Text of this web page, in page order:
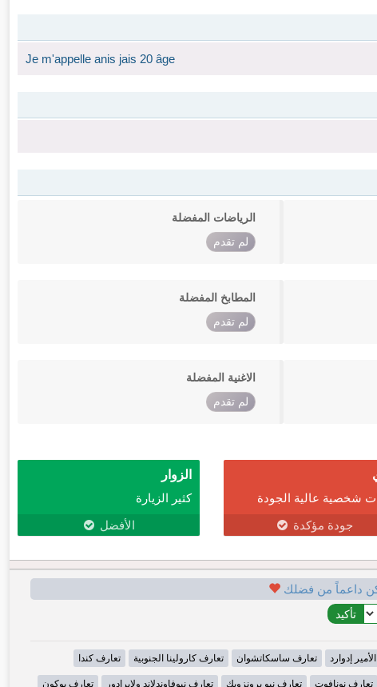
Je m'appelle anis jais 20 âge
الرياضات المفضلة
لم تقدم
المطابخ المفضلة
لم تقدم
الاغنية المفضلة
لم تقدم
شخصية عالية الجودة
جودة مؤكدة
الزوار
كثير الزيارة
الأفضل
داعماً من فضلك
إدوارد تعارف ساسكاتشوان تعارف كارولينا الجنوبية تعارف كندا
تعارف نونافوت تعارف نيو برونزويك تعارف نيوفاوندلاند ولابرادور تعارف يوكون